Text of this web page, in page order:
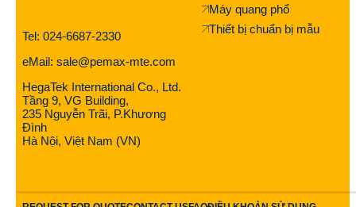
Tel: 024-6687-2330
eMail: sale@pemax-mte.com
HegaTek International Co., Ltd.
Tầng 9, VG Building,
235 Nguyễn Trãi, P.Khương
Đình
Hà Nội, Việt Nam (VN)
Máy quang phổ
Thiết bị chuẩn bị mẫu